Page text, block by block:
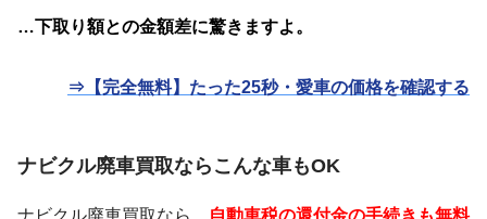
…下取り額との金額差に驚きますよ。
⇒【完全無料】たった25秒・愛車の価格を確認する
ナビクル廃車買取ならこんな車もOK
ナビクル廃車買取なら、
自動車税の還付金の手続きも無料